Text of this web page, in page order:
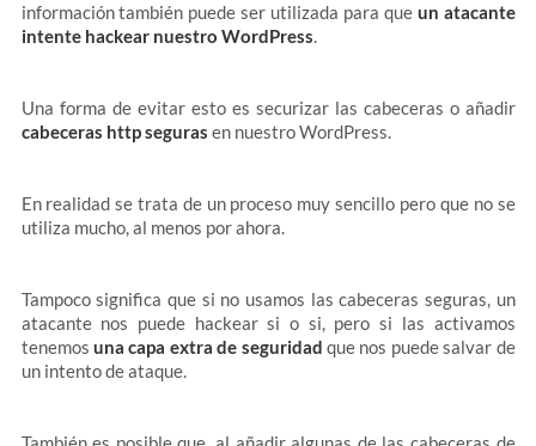
información también puede ser utilizada para que un atacante
intente hackear nuestro WordPress.
Una forma de evitar esto es securizar las cabeceras o añadir
cabeceras http seguras en nuestro WordPress.
En realidad se trata de un proceso muy sencillo pero que no se
utiliza mucho, al menos por ahora.
Tampoco significa que si no usamos las cabeceras seguras, un
atacante nos puede hackear si o si, pero si las activamos
tenemos una capa extra de seguridad que nos puede salvar de
un intento de ataque.